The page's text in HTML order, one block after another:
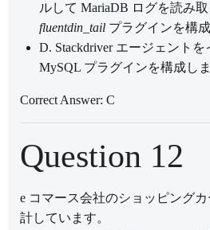
ルして MariaDB ログを読み
fluentdin_tail プラグインを構成
D. Stackdriver エージェント
MySQL プラグインを構成しま
Correct Answer: C
Question 12
e コマース会社のショッピング
計しています。